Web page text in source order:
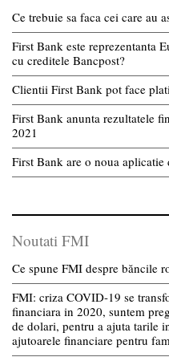
Ce trebuie sa faca cei care au
First Bank este reprezentanta
cu creditele Bancpost?
Clientii First Bank pot face
First Bank anunta rezultatele
2021
First Bank are o noua
Noutati FMI
Ce spune FMI despre băncile
FMI: criza COVID-19 se
financiara in 2020, suntem
de dolari, pentru a ajuta tarile
ajutoarele financiare pentru